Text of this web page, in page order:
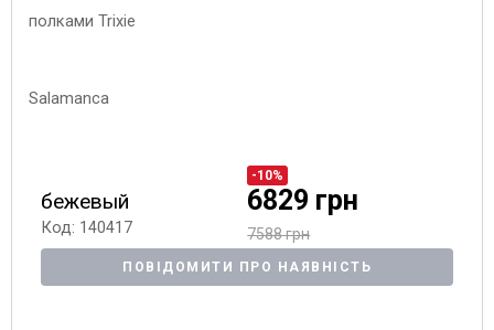
бежевый
Код: 140417
-10%
6829 грн
7588 грн
ПОВІДОМИТИ ПРО НАЯВНІСТЬ